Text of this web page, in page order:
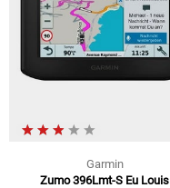
Garmin
Zumo 396Lmt-S Eu Louis